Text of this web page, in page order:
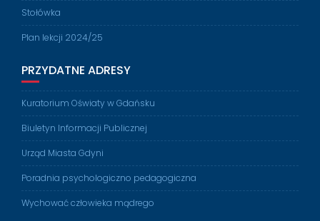
Stołówka
Plan lekcji 2024/25
PRZYDATNE ADRESY
Kuratorium Oświaty w Gdańsku
Biuletyn Informacji Publicznej
Urząd Miasta Gdyni
Poradnia psychologiczno pedagogiczna
Wychować człowieka mądrego